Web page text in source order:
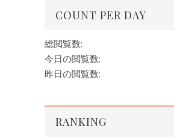
COUNT PER DAY
総閲覧数:
今日の閲覧数:
昨日の閲覧数:
RANKING